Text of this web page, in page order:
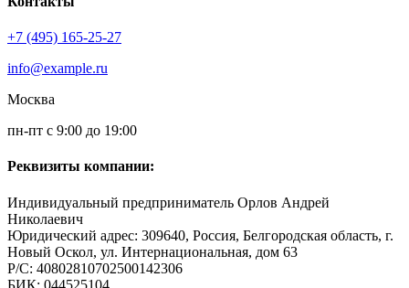
+7 (495) 165-25-27
info@example.ru
Москва
пн-пт с 9:00 до 19:00
Реквизиты компании:
Индивидуальный предприниматель Орлов Андрей
Николаевич
Юридический адрес: 309640, Россия, Белгородская область, г.
Новый Оскол, ул. Интернациональная, дом 63
Р/С: 40802810702500142306
БИК: 044525104